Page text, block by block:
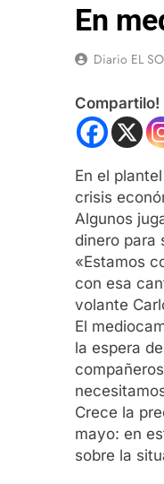
En
Diario EL
Compartilo!
En el
crisis
Algunos
dinero para
«Estamos
con esa
volante
El
la espera
Crece la
mayo: en
sobre la